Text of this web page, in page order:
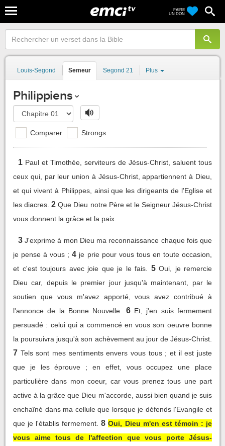
FAIRE
UN DON
Louis-Segond Semeur Segond 21 Plus
Philippiens
Comparer Strongs
1 Paul et Timothée, serviteurs de Jésus-Christ, saluent tous
ceux qui, par leur union à Jésus-Christ, appartiennent à Dieu,
et qui vivent à Philippes, ainsi que les dirigeants de l'Eglise et
les diacres. 2 Que Dieu notre Père et le Seigneur Jésus-Christ
vous donnent la grâce et la paix.
3 J'exprime à mon Dieu ma reconnaissance chaque fois que
je pense à vous ; 4 je prie pour vous tous en toute occasion,
et c'est toujours avec joie que je le fais.
5 Oui, je remercie
Dieu car, depuis le premier jour jusqu'à maintenant, par le
soutien que vous m'avez apporté, vous avez contribué à
l'annonce de la Bonne Nouvelle.
6 Et, j'en suis fermement
persuadé : celui qui a commencé en vous son oeuvre bonne
la poursuivra jusqu'à son achèvement au jour de Jésus-Christ.
7 Tels sont mes sentiments envers vous tous ; et il est juste
que je les éprouve ; en effet, vous occupez une place
particulière dans mon coeur, car vous prenez tous une part
active à la grâce que Dieu m'accorde, aussi bien quand je suis
enchaîné dans ma cellule que lorsque je défends l'Evangile et
que je l'établis fermement. 8 Oui, Dieu m'en est témoin : je
vous aime tous de l'affection que vous porte Jésus-